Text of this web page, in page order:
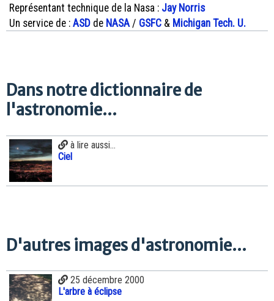
Représentant technique de la Nasa : Jay Norris
Un service de : ASD de NASA / GSFC & Michigan Tech. U.
Dans notre dictionnaire de
l'astronomie...
à lire aussi...
Ciel
D'autres images d'astronomie...
25 décembre 2000
L'arbre à éclipse